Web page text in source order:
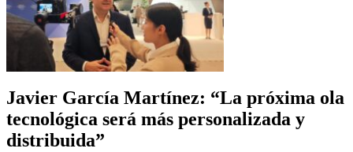
Javier García Martínez: “La próxima ola
tecnológica será más personalizada y
distribuida”